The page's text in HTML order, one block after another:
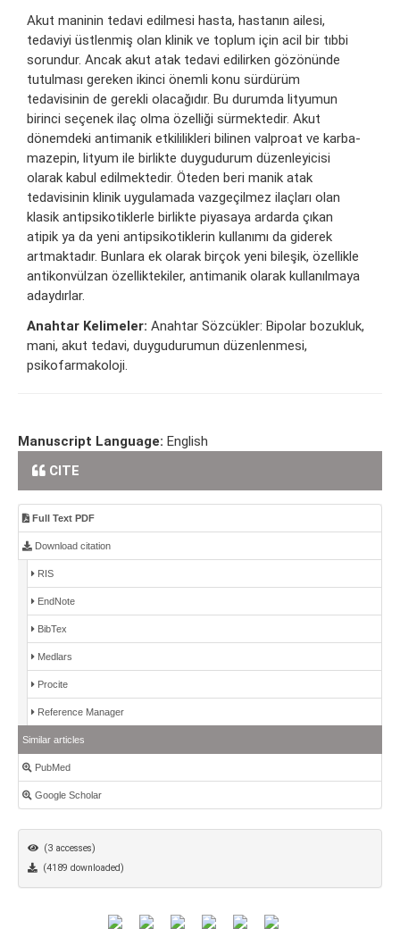
Akut maninin tedavi edilmesi hasta, hastanın ailesi,
tedaviyi üstlenmiş olan klinik ve toplum için acil bir tıbbi
sorundur. Ancak akut atak tedavi edilirken gözönünde
tutulması gereken ikinci önemli konu sürdürüm
tedavisinin de gerekli olacağıdır. Bu durumda lityumun
birinci seçenek ilaç olma özelliği sürmektedir. Akut
dönemdeki antimanik etkililikleri bilinen valproat ve karba-
mazepin, lityum ile birlikte duygudurum düzenleyicisi
olarak kabul edilmektedir. Öteden beri manik atak
tedavisinin klinik uygulamada vazgeçilmez ilaçları olan
klasik antipsikotiklerle birlikte piyasaya ardarda çıkan
atipik ya da yeni antipsikotiklerin kullanımı da giderek
artmaktadır. Bunlara ek olarak birçok yeni bileşik, özellikle
antikonvülzan özelliktekiler, antimanik olarak kullanılmaya
adaydırlar.
Anahtar Kelimeler: Anahtar Sözcükler: Bipolar bozukluk,
mani, akut tedavi, duygudurumun düzenlenmesi,
psikofarmakoloji.
Manuscript Language: English
CITE
Full Text PDF
Download citation
RIS
EndNote
BibTex
Medlars
Procite
Reference Manager
Similar articles
PubMed
Google Scholar
(3 accesses)
(4189 downloaded)